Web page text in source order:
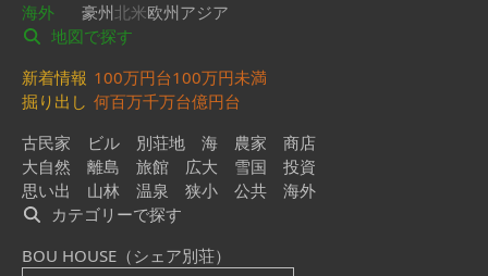
海外
豪州北米欧州アジア
地図で探す
新着情報 100万円台100万円未満
掘り出し 何百万千万台億円台
古民家
ビル 別荘地 海 農家
商店
大自然
離島 旅館 広大 雪国
投資
思い出
山林 温泉 狭小 公共
海外
カテゴリーで探す
BOU HOUSE（シェア別荘）